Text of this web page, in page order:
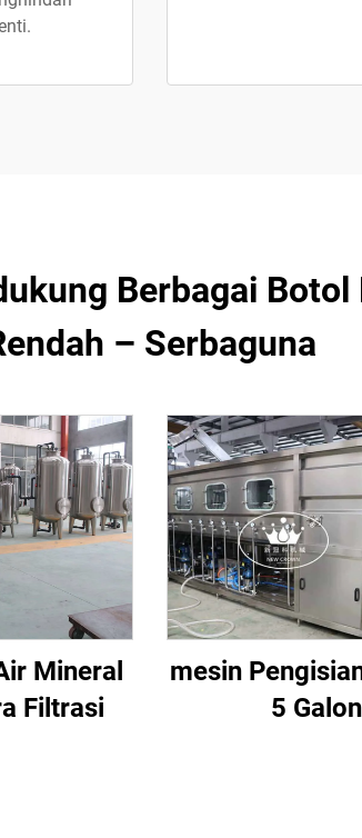
Berbagai Botol
– Serbaguna
Mineral
Filtrasi
mesin
5 Galon